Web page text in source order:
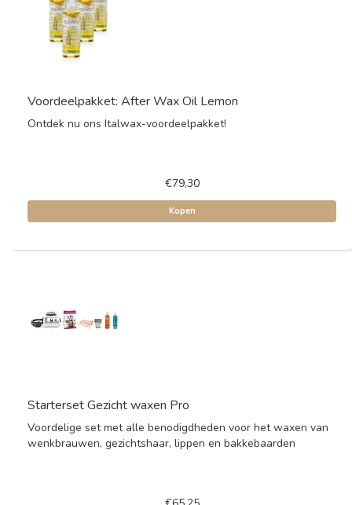
Voordeelpakket: After Wax Oil Lemon
Ontdek nu ons Italwax-voordeelpakket!
€79,30
Kopen
Starterset Gezicht waxen Pro
Voordelige set met alle benodigdheden voor het waxen van
wenkbrauwen, gezichtshaar, lippen en bakkebaarden